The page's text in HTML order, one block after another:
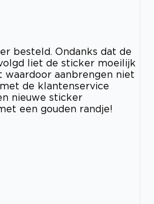
besteld. Ondanks dat de
liet de sticker moeilijk
waardoor aanbrengen niet
de klantenservice
nieuwe sticker
een gouden randje!